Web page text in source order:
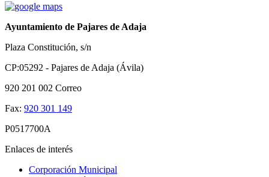
Ayuntamiento de Pajares de Adaja
Plaza Constitución, s/n
CP:05292 - Pajares de Adaja (Ávila)
920 201 002 Correo
Fax: 920 301 149
P0517700A
Enlaces de interés
Corporación Municipal